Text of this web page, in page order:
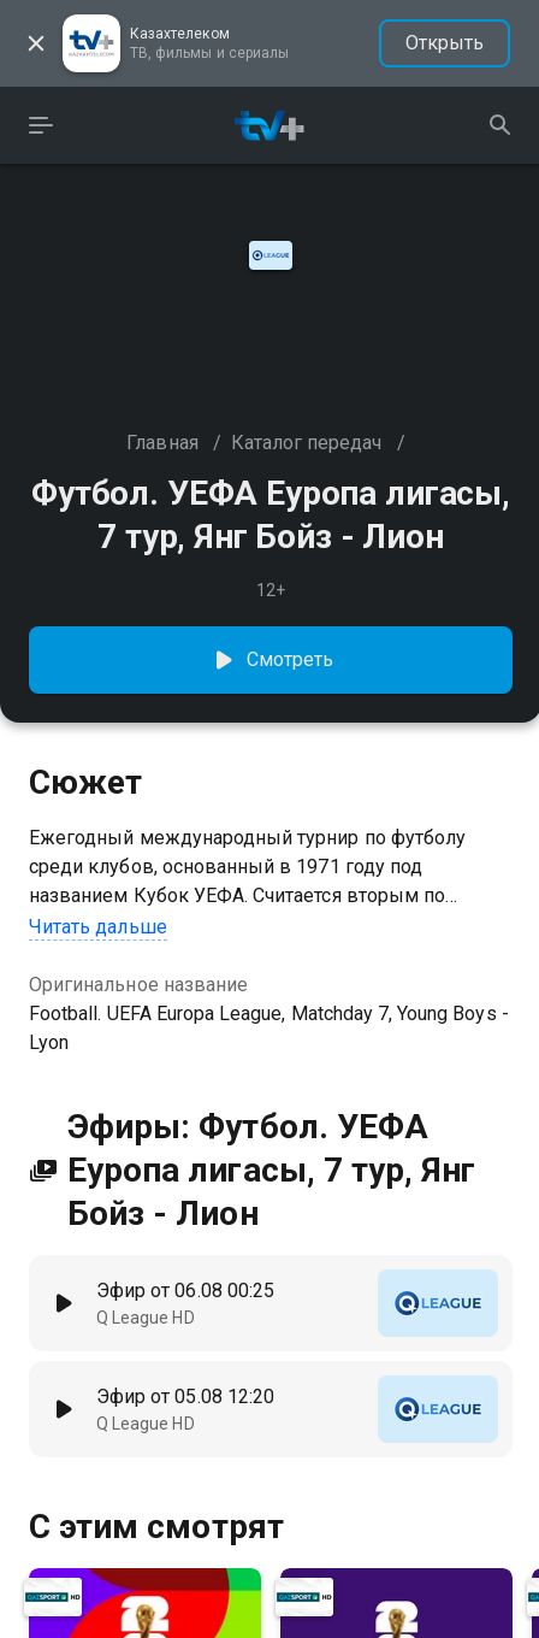
Казахтелеком
ТВ, фильмы и сериалы
Открыть
Главная / Каталог передач /
Футбол. УЕФА Еуропа лигасы,
7 тур, Янг Бойз - Лион
12+
Смотреть
Сюжет
Ежегодный международный турнир по футболу
среди клубов, основанный в 1971 году под
названием Кубок УЕФА. Считается вторым по
значимости турниром для футбольных клубов,
Читать дальше
Оригинальное название
Football. UEFA Europa League, Matchday 7, Young Boys -
Lyon
Эфиры: Футбол. УЕФА
Еуропа лигасы, 7 тур, Янг
Бойз - Лион
Эфир от 06.08 00:25
Q League HD
Эфир от 05.08 12:20
Q League HD
С этим смотрят